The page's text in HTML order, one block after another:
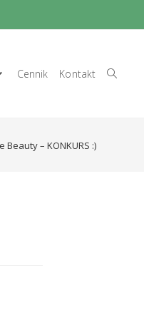
Cennik Kontakt
– KONKURS :)